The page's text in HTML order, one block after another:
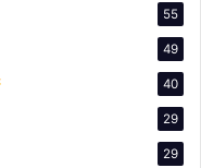
explora
la
el
55
49
40
29
29